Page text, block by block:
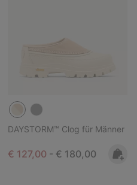
DAYSTORM™ Clog für Männer
Minimum sale price:
€ 127,00 - Maximum price:
€ 180,00